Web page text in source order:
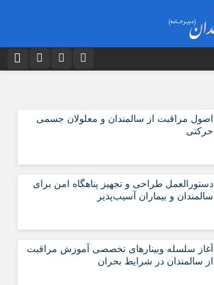
اصول مراقبت از سالمندان و معلولان جسمی
حرکتی
دستورالعمل طراحی و تجهیز پناهگاه امن برای
سالمندان و بیماران آسیب‌پذیر
آغاز سلسله وبینارهای تخصصی آموزش مراقبت
از سالمندان در شرایط بحران